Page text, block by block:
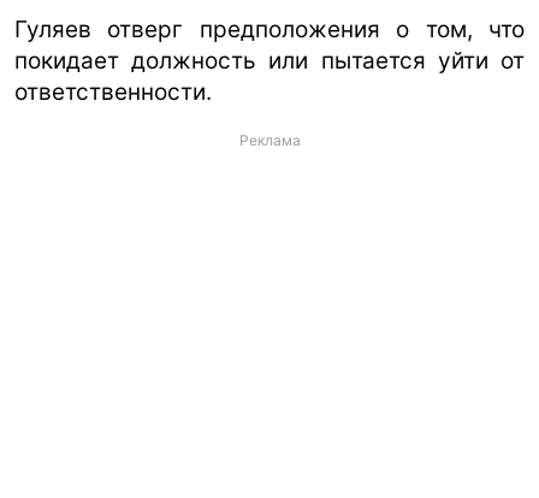
Гуляев отверг предположения о том, что
покидает должность или пытается уйти от
ответственности.
Реклама